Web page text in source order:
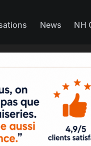
News NH